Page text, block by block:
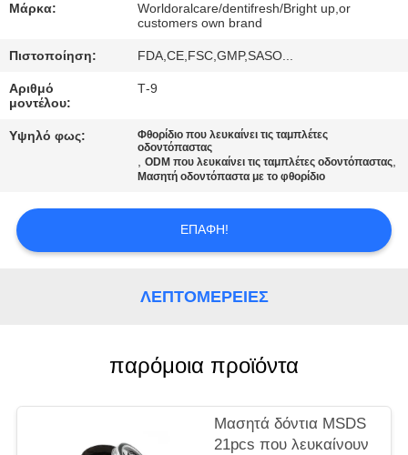
ΜΑΣ
ΕΛΆΤΕ
ΣΕ
ΕΠΑΦΉ
ΜΕ
ΖΗΤΉΣΤΕ
ΈΝΑ
ΑΠΌΣΠΑΣΜΑ
ΠΟΛΙΤΙΚΉ
ΜΥΣΤΙΚΌΤΗΤΑΣ
Μάρκα:
Worldoralcare/dentifresh/Bright up,or
customers own brand
Πιστοποίηση: FDA,CE,FSC,GMP,SASO...
Αριθμό
μοντέλου:
Τ-9
Υψηλό φως:
Φθορίδιο που λευκαίνει τις ταμπλέτες
οδοντόπαστας
,ODM που λευκαίνει τις ταμπλέτες οδοντόπαστας,
Μασητή οδοντόπαστα με το φθορίδιο
ΕΠΑΦΉ!
ΛΕΠΤΟΜΈΡΕΙΕΣ
παρόμοια προϊόντα
Μασητά δόντια MSDS
21pcs που λευκαίνουν